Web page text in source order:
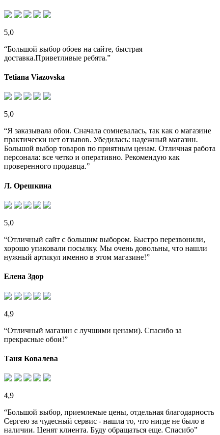
5,0
“Большой выбор обоев на сайте, быстрая
доставка.Приветливые ребята.”
Tetiana Viazovska
5,0
“Я заказывала обои. Сначала сомневалась, так как о магазине
практически нет отзывов. Убедилась: надежный магазин.
Большой выбор товаров по приятным ценам. Отличная работа
персонала: все четко и оперативно. Рекомендую как
проверенного продавца.”
Л. Орешкина
5,0
“Отличный сайт с большим выбором. Быстро перезвонили,
хорошо упаковали посылку. Мы очень довольны, что нашли
нужный артикул именно в этом магазине!”
Елена Здор
4,9
“Отличный магазин с лучшими ценами). Спасибо за
прекрасные обои!”
Таня Ковалева
4,9
“Большой выбор, приемлемые цены, отдельная благодарность
Сергею за чудесный сервис - нашла то, что нигде не было в
наличии. Ценят клиента. Буду обращаться еще. Спасибо”